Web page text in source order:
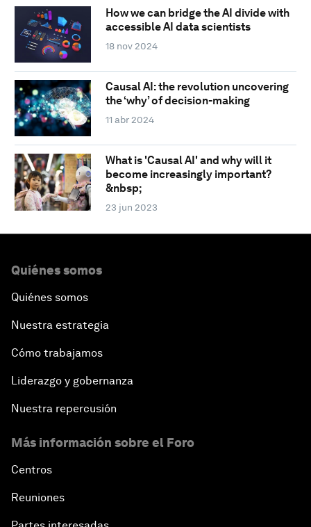
How we can bridge the AI divide with
accessible AI data scientists
18 nov 2024
Causal AI: the revolution uncovering
the ‘why’ of decision-making
11 abr 2024
What is 'Causal AI' and why will it
become increasingly important?
&nbsp;
23 jun 2023
Quiénes somos
Quiénes somos
Nuestra estrategia
Cómo trabajamos
Liderazgo y gobernanza
Nuestra repercusión
Más información sobre el Foro
Centros
Reuniones